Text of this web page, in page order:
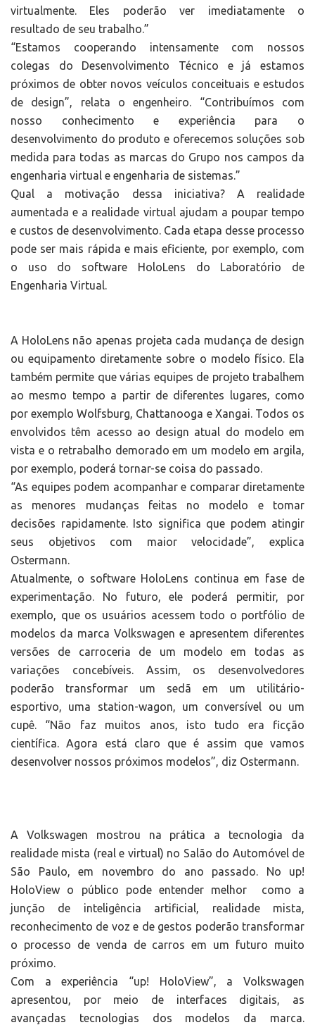
virtualmente. Eles poderão ver imediatamente o
resultado de seu trabalho.”
“Estamos cooperando intensamente com nossos
colegas do Desenvolvimento Técnico e já estamos
próximos de obter novos veículos conceituais e estudos
de design”, relata o engenheiro. “Contribuímos com
nosso conhecimento e experiência para o
desenvolvimento do produto e oferecemos soluções sob
medida para todas as marcas do Grupo nos campos da
engenharia virtual e engenharia de sistemas.”
Qual a motivação dessa iniciativa? A realidade
aumentada e a realidade virtual ajudam a poupar tempo
e custos de desenvolvimento. Cada etapa desse processo
pode ser mais rápida e mais eficiente, por exemplo, com
o uso do software HoloLens do Laboratório de
Engenharia Virtual.
A HoloLens não apenas projeta cada mudança de design
ou equipamento diretamente sobre o modelo físico. Ela
também permite que várias equipes de projeto trabalhem
ao mesmo tempo a partir de diferentes lugares, como
por exemplo Wolfsburg, Chattanooga e Xangai. Todos os
envolvidos têm acesso ao design atual do modelo em
vista e o retrabalho demorado em um modelo em argila,
por exemplo, poderá tornar-se coisa do passado.
“As equipes podem acompanhar e comparar diretamente
as menores mudanças feitas no modelo e tomar
decisões rapidamente. Isto significa que podem atingir
seus objetivos com maior velocidade”, explica
Ostermann.
Atualmente, o software HoloLens continua em fase de
experimentação. No futuro, ele poderá permitir, por
exemplo, que os usuários acessem todo o portfólio de
modelos da marca Volkswagen e apresentem diferentes
versões de carroceria de um modelo em todas as
variações concebíveis. Assim, os desenvolvedores
poderão transformar um sedã em um utilitário-
esportivo, uma station-wagon, um conversível ou um
cupê. “Não faz muitos anos, isto tudo era ficção
científica. Agora está claro que é assim que vamos
desenvolver nossos próximos modelos”, diz Ostermann.
A Volkswagen mostrou na prática a tecnologia da
realidade mista (real e virtual) no Salão do Automóvel de
São Paulo, em novembro do ano passado. No up!
HoloView o público pode entender melhor como a
junção de inteligência artificial, realidade mista,
reconhecimento de voz e de gestos poderão transformar
o processo de venda de carros em um futuro muito
próximo.
Com a experiência “up! HoloView”, a Volkswagen
apresentou, por meio de interfaces digitais, as
avançadas tecnologias dos modelos da marca.